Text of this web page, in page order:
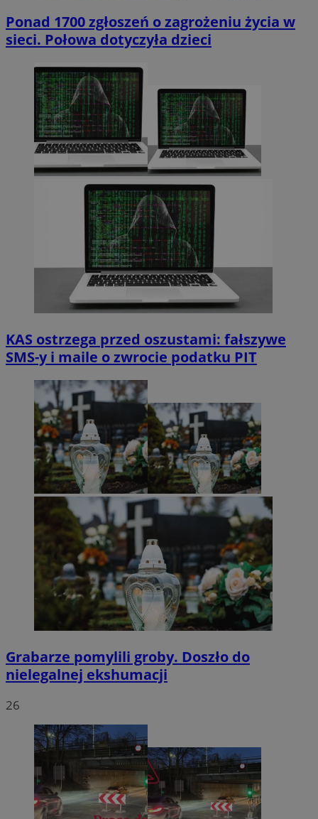
Ponad 1700 zgłoszeń o zagrożeniu życia w
sieci. Połowa dotyczyła dzieci
KAS ostrzega przed oszustami: fałszywe
SMS-y i maile o zwrocie podatku PIT
Grabarze pomylili groby. Doszło do
nielegalnej ekshumacji
26